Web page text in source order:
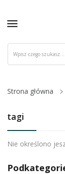
Strona główna
tagi
Nie określono